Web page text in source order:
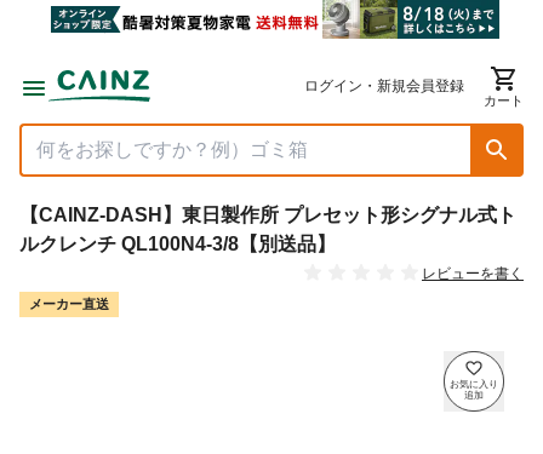
ログイン・新規会員登録
カート
【CAINZ-DASH】東日製作所 プレセット形シグナル式ト
ルクレンチ QL100N4-3/8【別送品】
レビューを書く
メーカー直送